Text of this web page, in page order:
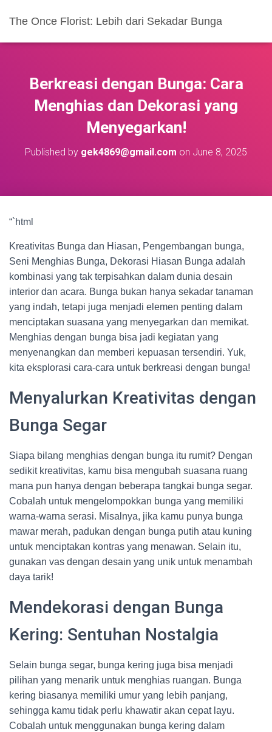
The Once Florist: Lebih dari Sekadar Bunga
Berkreasi dengan Bunga: Cara
Menghias dan Dekorasi yang
Menyegarkan!
Published by gek4869@gmail.com on June 8, 2025
“`html
Kreativitas Bunga dan Hiasan, Pengembangan bunga,
Seni Menghias Bunga, Dekorasi Hiasan Bunga adalah
kombinasi yang tak terpisahkan dalam dunia desain
interior dan acara. Bunga bukan hanya sekadar tanaman
yang indah, tetapi juga menjadi elemen penting dalam
menciptakan suasana yang menyegarkan dan memikat.
Menghias dengan bunga bisa jadi kegiatan yang
menyenangkan dan memberi kepuasan tersendiri. Yuk,
kita eksplorasi cara-cara untuk berkreasi dengan bunga!
Menyalurkan Kreativitas dengan
Bunga Segar
Siapa bilang menghias dengan bunga itu rumit? Dengan
sedikit kreativitas, kamu bisa mengubah suasana ruang
mana pun hanya dengan beberapa tangkai bunga segar.
Cobalah untuk mengelompokkan bunga yang memiliki
warna-warna serasi. Misalnya, jika kamu punya bunga
mawar merah, padukan dengan bunga putih atau kuning
untuk menciptakan kontras yang menawan. Selain itu,
gunakan vas dengan desain yang unik untuk menambah
daya tarik!
Mendekorasi dengan Bunga
Kering: Sentuhan Nostalgia
Selain bunga segar, bunga kering juga bisa menjadi
pilihan yang menarik untuk menghias ruangan. Bunga
kering biasanya memiliki umur yang lebih panjang,
sehingga kamu tidak perlu khawatir akan cepat layu.
Cobalah untuk menggunakan bunga kering dalam